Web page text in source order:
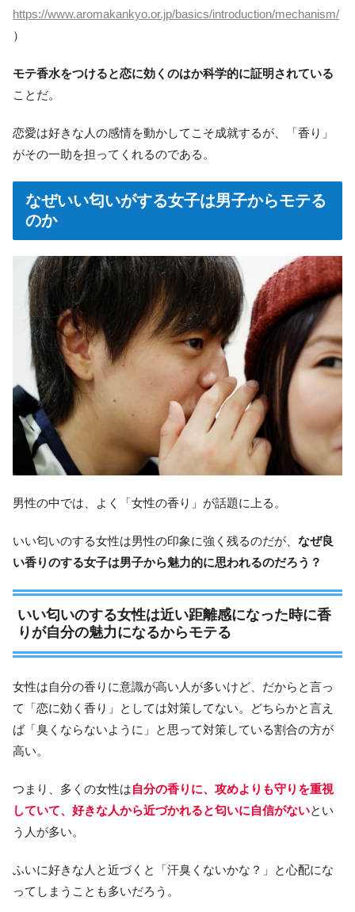
https://www.aromakankyo.or.jp/basics/introduction/mechanism/
）
モテ香水をつけると恋に効くのはか科学的に証明されている
ことだ。
恋愛は好きな人の感情を動かしてこそ成就するが、「香り」
がその一助を担ってくれるのである。
なぜいい匂いがする女子は男子からモテる
のか
男性の中では、よく「女性の香り」が話題に上る。
いい匂いのする女性は男性の印象に強く残るのだが、 なぜ良
い香りのする女子は男子から魅力的に思われるのだろう？
いい匂いのする女性は近い距離感になった時に香
りが自分の魅力になるからモテる
女性は自分の香りに意識が高い人が多いけど、だからと言っ
て「恋に効く香り」としては対策してない。どちらかと言え
ば「臭くならないように」と思って対策している割合の方が
高い。
つまり、多くの女性は自分の香りに、攻めよりも守りを重視
していて、好きな人から近づかれると匂いに自信がないとい
う人が多い。
ふいに好きな人と近づくと「汗臭くないかな？」と心配にな
ってしまうことも多いだろう。